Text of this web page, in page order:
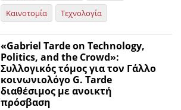
Καινοτομία
Τεχνολογία
«Gabriel Tarde on Technology,
Politics, and the Crowd»:
Συλλογικός τόμος για τον Γάλλο
κοινωνιολόγο G. Tarde
διαθέσιμος με ανοικτή
πρόσβαση